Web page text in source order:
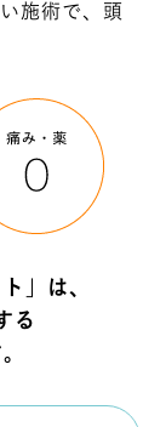
施術で、頭
」は、
る